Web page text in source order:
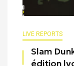
LIVE REPORTS
Slam
édition